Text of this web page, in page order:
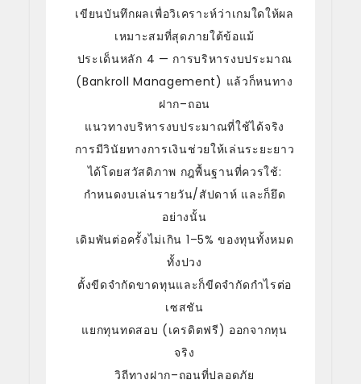
เขียนบันทึกผลเพื่อวิเคราะห์ว่าเกมใดให้ผล
เหมาะสมที่สุดภายใต้ข้อแม้
ประเด็นหลัก 4 — การบริหารงบประมาณ
(Bankroll Management) แล้วก็หนทาง
ฝาก–ถอน
แนวทางบริหารงบประมาณที่ใช้ได้จริง
การมีวินัยทางการเงินช่วยให้เล่นระยะยาว
ได้โดยสวัสดิภาพ กฎพื้นฐานที่ควรใช้:
กำหนดงบเล่นรายวัน/สัปดาห์ และก็ยึด
อย่างนั้น
เดิมพันต่อครั้งไม่เกิน 1–5% ของทุนทั้งหมด
ทั้งปวง
ตั้งขีดจำกัดขาดทุนและก็ขีดจำกัดกำไรต่อ
เซสชัน
แยกทุนทดสอบ (เครดิตฟรี) ออกจากทุน
จริง
วิถีทางฝาก–ถอนที่ปลอดภัย